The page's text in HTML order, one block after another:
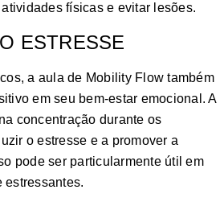
físicas e evitar lesões.
ESTRESSE
a aula de Mobility Flow também
em seu bem-estar emocional. A
concentração durante os
o estresse e a promover a
pode ser particularmente útil em
estressantes.